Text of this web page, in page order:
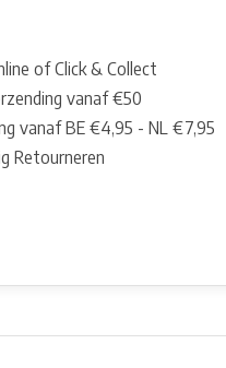
of Click & Collect
vanaf €50
vanaf BE €4,95 - NL €7,95
Retourneren